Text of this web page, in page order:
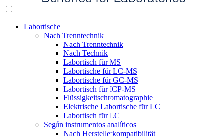
Labortische
Nach Trenntechnik
Nach Trenntechnik
Nach Technik
Labortisch für MS
Labortische für LC-MS
Labortische für GC-MS
Labortisch für ICP-MS
Flüssigkeitschromatographie
Elektrische Labortische für LC
Labortisch für LC
Según instrumentos analíticos
Nach Herstellerkompatibilität